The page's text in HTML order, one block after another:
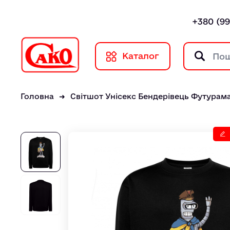
+380
Каталог
Головна Світшот Унісекс Бендерівець